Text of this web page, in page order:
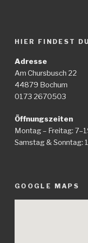
HIER FINDEST
Adresse
Am Chursbusch 22
44879 Bochum
0173 2670503
Öffnungszeiten
Montag – Freitag:
Samstag & Sonntag:
GOOGLE MAPS